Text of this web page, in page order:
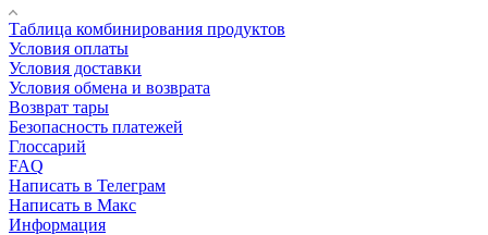
Таблица комбинирования продуктов
Условия оплаты
Условия доставки
Условия обмена и возврата
Возврат тары
Безопасность платежей
Глоссарий
FAQ
Написать в Телеграм
Написать в Макс
Информация